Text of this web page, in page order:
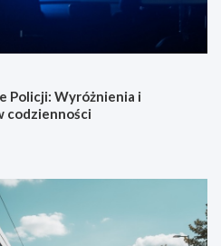
Policji: Wyróżnienia i
codzienności